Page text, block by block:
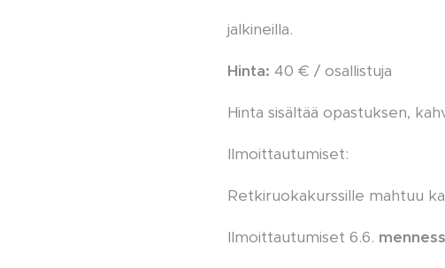
jalkineilla.
Hinta: 40 € / osallistuja
Hinta sisältää opastuksen,
Ilmoittautumiset:
Retkiruokakurssille mahtuu
Ilmoittautumiset 6.6.